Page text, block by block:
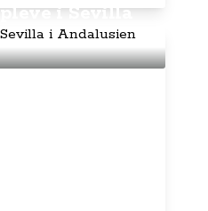
i Sevilla